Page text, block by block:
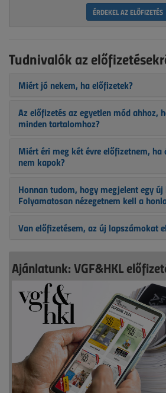
ÉRDEKEL AZ
Tudnivalók az
Miért jó nekem, ha előfizetek?
Az előfizetés az egyetlen mód ahhoz,
minden tartalomhoz?
Miért éri meg két évre előfizetnem, ha
nem kapok?
Honnan tudom, hogy megjelent egy
Folyamatosan nézegetnem kell a
Van előfizetésem, az új lapszámokat
Ajánlatunk: VGF&HKL